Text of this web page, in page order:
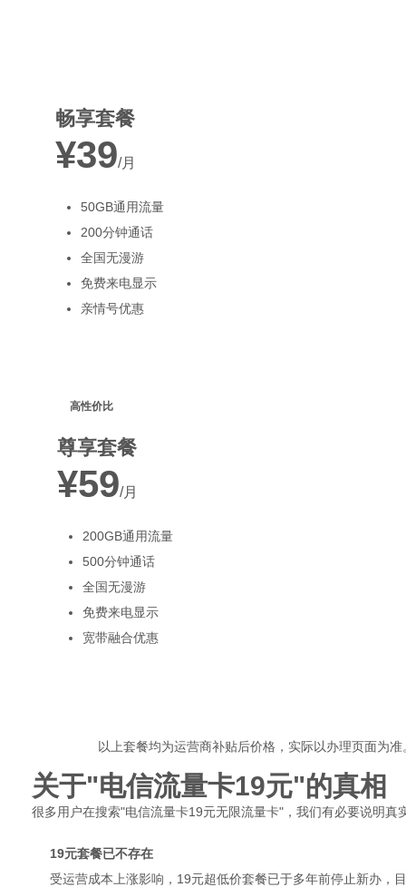
畅享套餐
¥39/月
50GB通用流量
200分钟通话
全国无漫游
免费来电显示
亲情号优惠
高性价比
尊享套餐
¥59/月
200GB通用流量
500分钟通话
全国无漫游
免费来电显示
宽带融合优惠
以上套餐均为运营商补贴后价格，实际以办理页面为
关于"电信流量卡19元"的真相
很多用户在搜索"电信流量卡19元无限流量卡"，我们有必要说明真
19元套餐已不存在
受运营成本上涨影响，19元超低价套餐已于多年前停止新办，